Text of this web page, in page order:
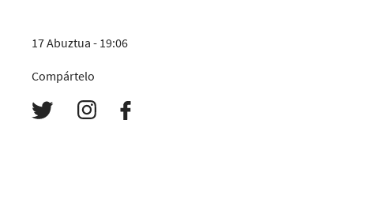
17 Abuztua - 19:06
Compártelo